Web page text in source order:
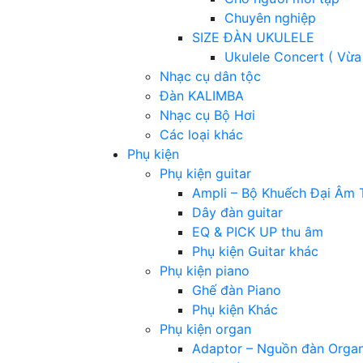
Chuyên nghiệp
SIZE ĐÀN UKULELE
Ukulele Concert ( Vừa
Nhạc cụ dân tộc
Đàn KALIMBA
Nhạc cụ Bộ Hơi
Các loại khác
Phụ kiện
Phụ kiện guitar
Ampli – Bộ Khuếch Đại Âm
Dây đàn guitar
EQ & PICK UP thu âm
Phụ kiện Guitar khác
Phụ kiện piano
Ghế đàn Piano
Phụ kiện Khác
Phụ kiện organ
Adaptor – Nguồn đàn